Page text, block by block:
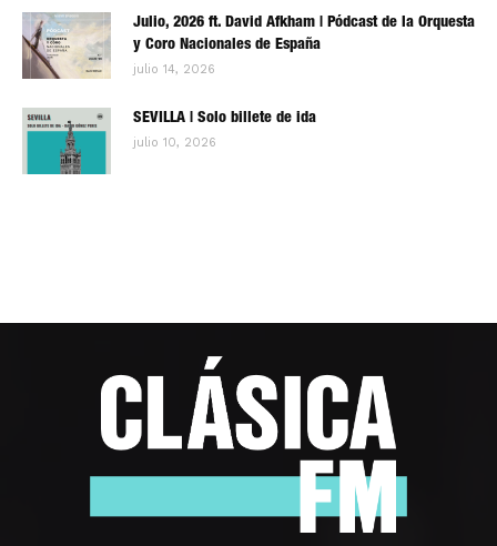
Julio, 2026 ft. David Afkham | Pódcast de la Orquesta
y Coro Nacionales de España
julio 14, 2026
SEVILLA | Solo billete de ida
julio 10, 2026